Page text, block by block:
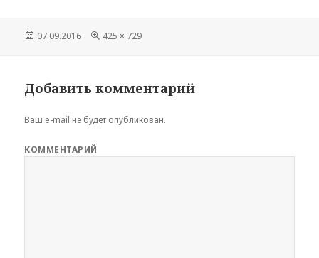
Опубликовано
07.09.2016
Полный
425 × 729
Добавить комментарий
Ваш e-mail не будет опубликован.
КОММЕНТАРИЙ